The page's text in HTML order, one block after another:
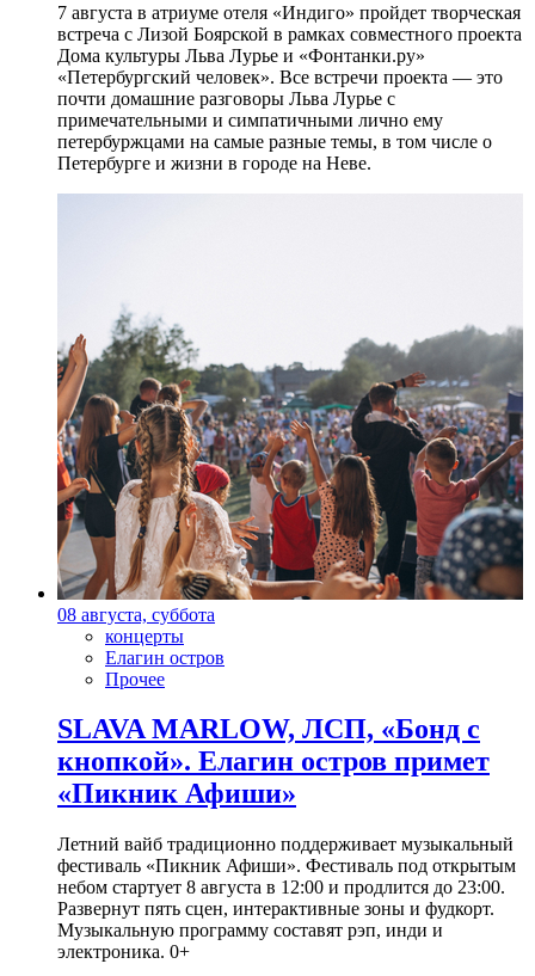
7 августа в атриуме отеля «Индиго» пройдет творческая
встреча с Лизой Боярской в рамках совместного проекта
Дома культуры Льва Лурье и «Фонтанки.ру»
«Петербургский человек». Все встречи проекта — это
почти домашние разговоры Льва Лурье с
примечательными и симпатичными лично ему
петербуржцами на самые разные темы, в том числе о
Петербурге и жизни в городе на Неве.
08 августа, суббота
концерты
Елагин остров
Прочее
SLAVA MARLOW, ЛСП, «Бонд с
кнопкой». Елагин остров примет
«Пикник Афиши»
Летний вайб традиционно поддерживает музыкальный
фестиваль «Пикник Афиши». Фестиваль под открытым
небом стартует 8 августа в 12:00 и продлится до 23:00.
Развернут пять сцен, интерактивные зоны и фудкорт.
Музыкальную программу составят рэп, инди и
электроника. 0+